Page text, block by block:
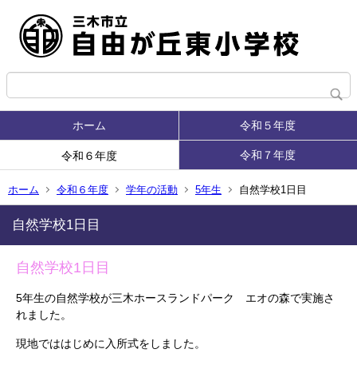
ホーム 令和５年度
令和６年度 令和７年度
ホーム 令和６年度 学年の活動 5年生 自然学校1日目
自然学校1日目
自然学校1日目
5年生の自然学校が三木ホースランドパーク エオの森で実施さ
れました。
現地でははじめに入所式をしました。